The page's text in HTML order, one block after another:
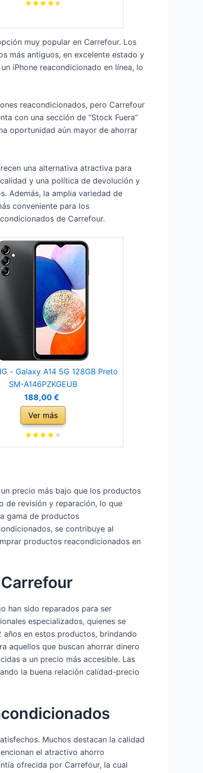
muy popular en Carrefour. Los
más antiguos, en excelente estado y
iPhone reacondicionado en línea, lo
reacondicionados, pero Carrefour
con una sección de “Stock Fuera”
oportunidad aún mayor de ahorrar
una alternativa atractiva para
y una política de devolución y
Además, la amplia variedad de
conveniente para los
de Carrefour.
- Galaxy A14 5G 128GB Preto
SM-A146PZKGEUB
188,00 €
Ver más
precio más bajo que los productos
de revisión y reparación, lo que
gama de productos
se contribuye al
productos reacondicionados en
han sido reparados para ser
especializados, quienes se
en estos productos, brindando
aquellos que buscan ahorrar dinero
a un precio más accesible. Las
la buena relación calidad-precio
Muchos destacan la calidad
el atractivo ahorro
ofrecida por Carrefour, la cual